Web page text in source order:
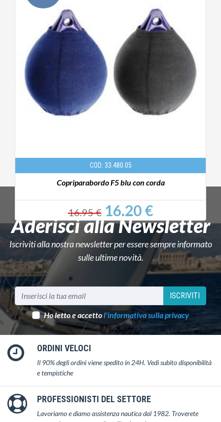
COD: 33.480.05
Copriparabordo F5 blu con corda
16.95 €16.20 €
Aderisci alla Newsletter
Iscriviti alla nostra newsletter per essere sempre informato
sulle ultime novità.
ISCRIVITI
Ho letto e accettol'informativa sulla privacy
ORDINI VELOCI
Il 90% degli ordini viene spedito in 24H. Vedi subito disponibilità
e tempistiche
PROFESSIONISTI DEL SETTORE
Lavoriamo e diamo assistenza nautica dal 1982. Troverete